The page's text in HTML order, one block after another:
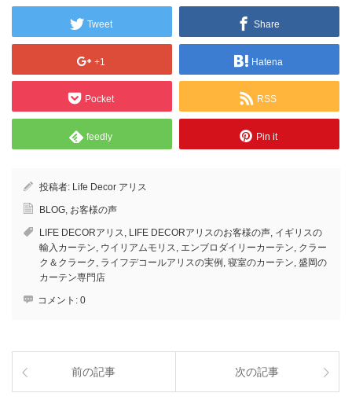
Tweet Share
+1 Hatena
Pocket RSS
feedly Pin it
投稿者: Life Decor アリス
BLOG, お客様の声
LIFE DECORアリス, LIFE DECORアリスのお客様の声, イギリスの
輸入カーテン, ウイリアムモリス, エンブロダイリーカーテン, クラー
ク＆クラーク , ライフデコールアリスの実例 , 寝室のカーテン, 盛岡の
カーテン専門店
コメント: 0
前の記事 次の記事